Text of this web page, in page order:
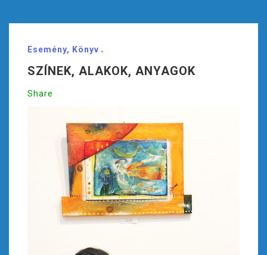
Esemény, Könyv
SZÍNEK, ALAKOK, ANYAGOK
Share